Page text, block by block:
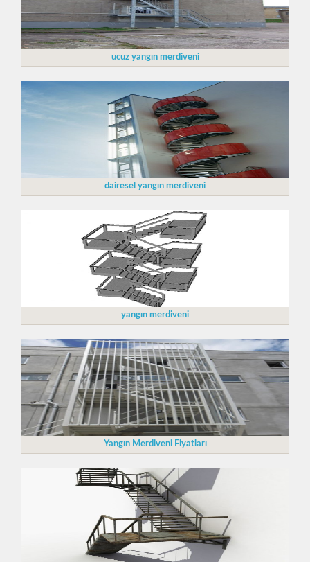
ucuz yangın merdiveni
dairesel yangın merdiveni
yangın merdiveni
Yangın Merdiveni Fiyatları